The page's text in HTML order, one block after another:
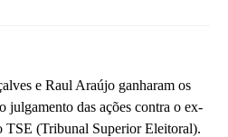
e Raul Araújo ganharam os
julgamento das ações contra o ex-
TSE (Tribunal Superior Eleitoral).